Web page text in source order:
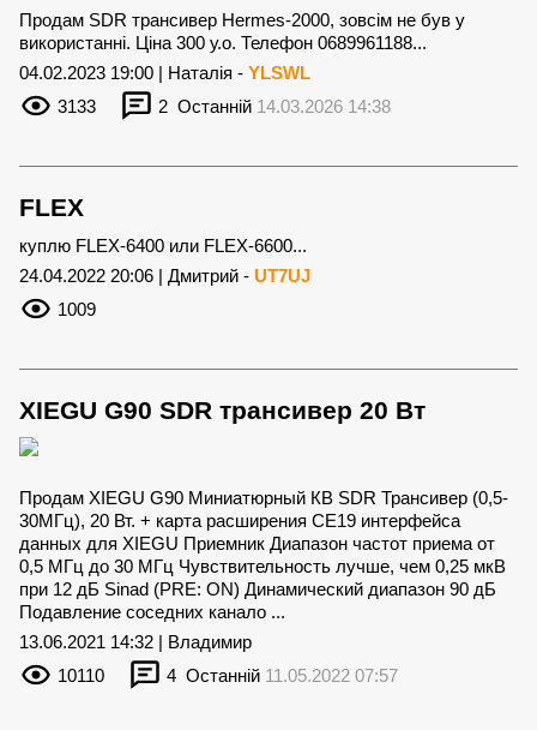
Продам SDR трансивер Hermes-2000, зовсім не був у
використанні. Ціна 300 у.о. Телефон 0689961188...
04.02.2023 19:00 | Наталія - YLSWL
3133
2 Останній 14.03.2026 14:38
FLEX
куплю FLEX-6400 или FLEX-6600...
24.04.2022 20:06 | Дмитрий - UT7UJ
1009
XIEGU G90 SDR трансивер 20 Вт
Продам XIEGU G90 Миниатюрный КВ SDR Трансивер (0,5-
30МГц), 20 Вт. + карта расширения CE19 интерфейса
данных для XIEGU Приемник Диапазон частот приема от
0,5 МГц до 30 МГц Чувствительность лучше, чем 0,25 мкВ
при 12 дБ Sinad (PRE: ON) Динамический диапазон 90 дБ
Подавление соседних канало ...
13.06.2021 14:32 | Владимир
10110
4 Останній 11.05.2022 07:57